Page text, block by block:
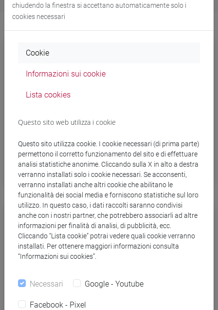
Tutorato
chiudendo la finestra si accettano automaticamente solo i
cookies necessari
Cookie
Informazioni sui cookie
Lista cookies
Questo sito web utilizza i cookie
Questo sito utilizza cookie. I cookie necessari (di prima parte)
permettono il corretto funzionamento del sito e di effettuare
analisi statistiche anonime. Cliccando sulla X in alto a destra
verranno installati solo i cookie necessari. Se acconsenti,
verranno installati anche altri cookie che abilitano le
funzionalità dei social media e forniscono statistiche sul loro
utilizzo. In questo caso, i dati raccolti saranno condivisi
anche con i nostri partner, che potrebbero associarli ad altre
informazioni per finalità di analisi, di pubblicità, ecc.
Cliccando “Lista cookie” potrai vedere quali cookie verranno
installati. Per ottenere maggiori informazioni consulta
“Informazioni sui cookies”.
Necessari Google - Youtube
Facebook - Pixel